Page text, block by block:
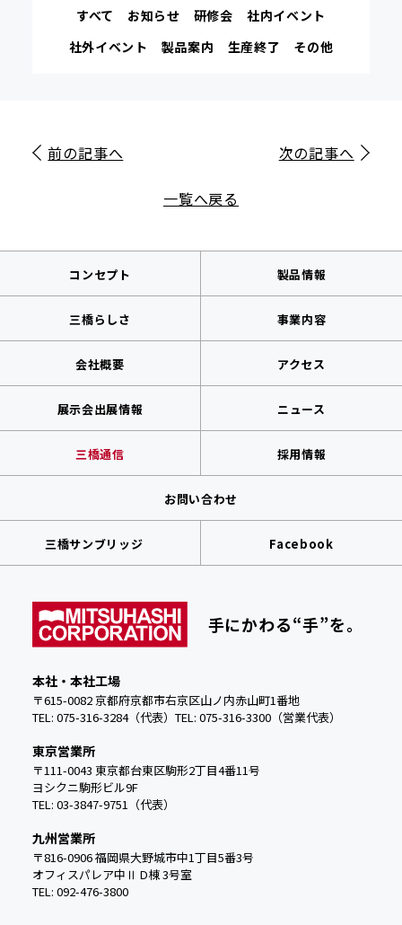
すべて お知らせ 研修会
社内イベント
社外イベント
製品案内 生産終了 その他
前の記事へ
一覧へ戻る
次の記事へ
コンセプト 製品情報
三橋らしさ 事業内容
会社概要 アクセス
展示会出展情報 ニュース
三橋通信 採用情報
お問い合わせ
三橋サンブリッジ Facebook
手にかわる“手”を。
本社・本社工場
〒615-0082 京都府京都市右京区山ノ内赤山町1番地
TEL: 075-316-3284（代表） TEL: 075-316-3300（営業代表）
東京営業所
〒111-0043 東京都台東区駒形2丁目4番11号
ヨシクニ駒形ビル9F
TEL: 03-3847-9751（代表）
九州営業所
〒816-0906 福岡県大野城市中1丁目5番3号
オフィスパレア中Ⅱ D棟 3号室
TEL: 092-476-3800